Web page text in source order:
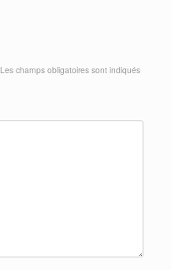
Les champs obligatoires sont indiqués